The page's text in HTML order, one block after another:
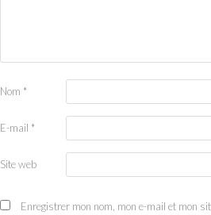
Nom *
E-mail *
Site web
Enregistrer mon nom, mon e-mail et mon